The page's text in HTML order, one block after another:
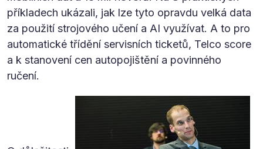
příkladech ukázali, jak lze tyto opravdu velká data
za použití strojového učení a AI využívat. A to pro
automatické třídění servisních ticketů, Telco score
a k stanovení cen autopojištění a povinného
ručení.